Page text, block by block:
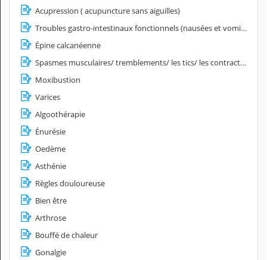
Acupression ( acupuncture sans aiguilles)
Troubles gastro-intestinaux fonctionnels (nausées et vomissements, spasmes œsophagiens, hyperacidité, côlon irritable)
Épine calcanéenne
Spasmes musculaires/ tremblements/ les tics/ les contractures
Moxibustion
Varices
Algoothérapie
Énurésie
Oedème
Asthénie
Règles douloureuse
Bien être
Arthrose
Bouffé de chaleur
Gonalgie